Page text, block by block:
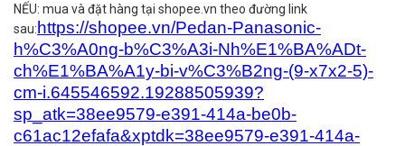
NẾU: mua và đặt hàng tại shopee.vn theo đường link
sau:https://shopee.vn/Pedan-Panasonic-
h%C3%A0ng-b%C3%A3i-Nh%E1%BA%ADt-
ch%E1%BA%A1y-bi-v%C3%B2ng-(9-x7x2-5)-
cm-i.645546592.19288505939?
sp_atk=38ee9579-e391-414a-be0b-
c61ac12efafa&xptdk=38ee9579-e391-414a-